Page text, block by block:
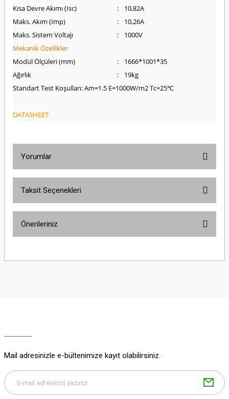
Kısa Devre Akımı (Isc)
:
10,82A
Maks. Akım (Imp)
:
10,26A
Maks. Sistem Voltajı
:
1000V
Mekanik Özellikler
Modül Ölçüleri (mm)
:
1666*1001*35
Ağırlık
:
19kg
Standart Test Koşulları: Am=1.5 E=1000W/m2 Tc=25℃
DATASHEET
Yorumlar
Taksit Seçenekleri
Önerileriniz
yetersiz gördüğünüz noktaları öneri formunu kullanarak tarafımıza
Bu ürüne benzer farklı alternatifler olmalı.
Mail adresinizle e-bültenimize kayıt olabilirsiniz.